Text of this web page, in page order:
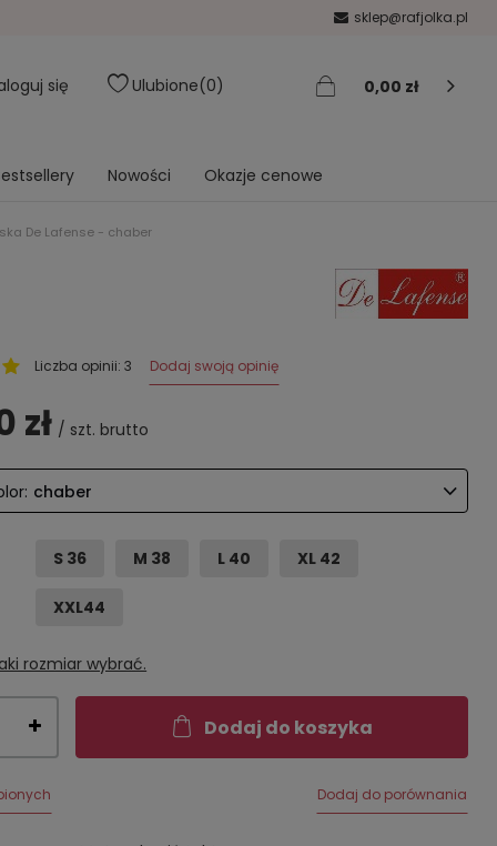
sklep@rafjolka.pl
się Ulubione 0 0,00 zł
Nowości Okazje cenowe
De Lafense - chaber
Liczba opinii: 3 Dodaj swoją opinię
zł / szt. brutto
chaber
S 36 M 38 L 40 XL 42
XXL44
rozmiar wybrać.
Dodaj do koszyka
Dodaj do porównania